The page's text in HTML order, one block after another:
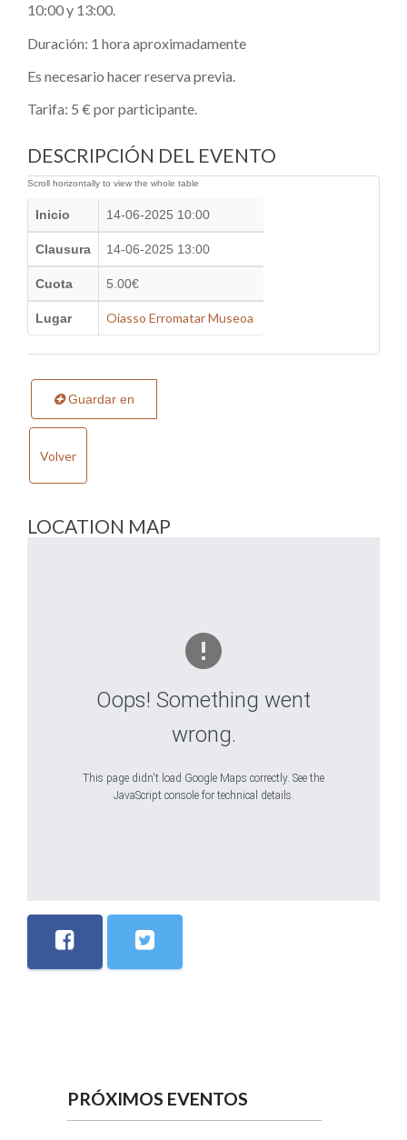
10:00 y 13:00.
Duración: 1 hora aproximadamente
Es necesario hacer reserva previa.
Tarifa: 5 € por participante.
DESCRIPCIÓN DEL EVENTO
Inicio 14-06-2025 10:00
Clausura 14-06-2025 13:00
Cuota 5.00€
Lugar Oiasso Erromatar Museoa
Guardar en
Volver
LOCATION MAP
Oops! Something went
wrong.
This page didn't load Google Maps correctly. See the
JavaScript console for technical details.
PRÓXIMOS EVENTOS